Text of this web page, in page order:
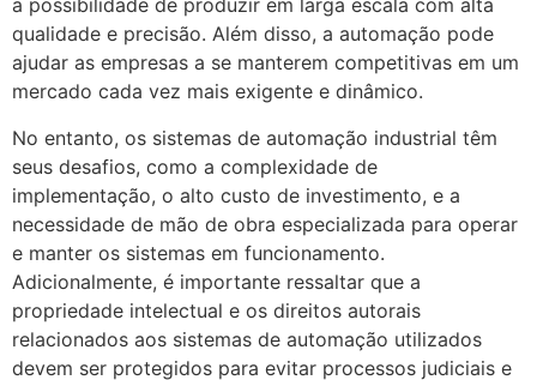
a possibilidade de produzir em larga escala com alta
qualidade e precisão. Além disso, a automação pode
ajudar as empresas a se manterem competitivas em um
mercado cada vez mais exigente e dinâmico.
No entanto, os sistemas de automação industrial têm
seus desafios, como a complexidade de
implementação, o alto custo de investimento, e a
necessidade de mão de obra especializada para operar
e manter os sistemas em funcionamento.
Adicionalmente, é importante ressaltar que a
propriedade intelectual e os direitos autorais
relacionados aos sistemas de automação utilizados
devem ser protegidos para evitar processos judiciais e